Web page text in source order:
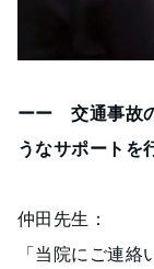
ーー 交通事故
うなサポートを
仲田先生：
「当院にご連